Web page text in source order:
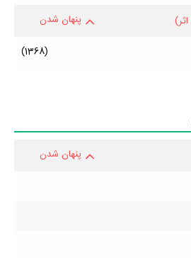
پنهان شدن
(1368)
پنهان شدن